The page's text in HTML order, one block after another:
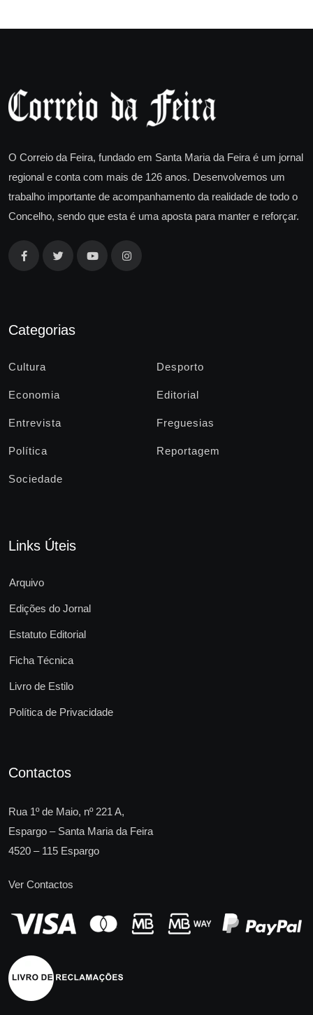
O Correio da Feira, fundado em Santa Maria da Feira é um jornal
regional e conta com mais de 126 anos. Desenvolvemos um
trabalho importante de acompanhamento da realidade de todo o
Concelho, sendo que esta é uma aposta para manter e reforçar.
Categorias
Cultura Desporto
Economia Editorial
Entrevista Freguesias
Política Reportagem
Sociedade
Links Úteis
Arquivo
Edições do Jornal
Estatuto Editorial
Ficha Técnica
Livro de Estilo
Política de Privacidade
Contactos
Rua 1º de Maio, nº 221 A,
Espargo – Santa Maria da Feira
4520 – 115 Espargo
Ver Contactos